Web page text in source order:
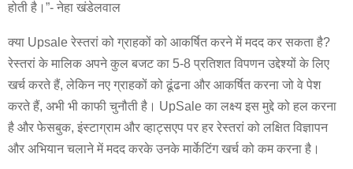
होती है।”- नेहा खंडेलवाल
क्या Upsale रेस्तरां को ग्राहकों को आकर्षित करने में मदद कर सकता है?
रेस्तरां के मालिक अपने कुल बजट का 5-8 प्रतिशत विपणन उद्देश्यों के लिए
खर्च करते हैं, लेकिन नए ग्राहकों को ढूंढना और आकर्षित करना जो वे पेश
करते हैं, अभी भी काफी चुनौती है। UpSale का लक्ष्य इस मुद्दे को हल करना
है और फेसबुक, इंस्टाग्राम और व्हाट्सएप पर हर रेस्तरां को लक्षित विज्ञापन
और अभियान चलाने में मदद करके उनके मार्केटिंग खर्च को कम करना है।